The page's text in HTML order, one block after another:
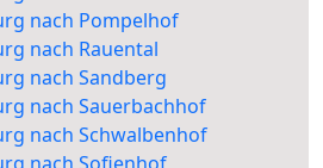
nach Pompelhof
nach Rauental
nach Sandberg
nach Sauerbachhof
nach Schwalbenhof